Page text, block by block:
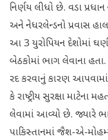
નિર્ણય લીધો છે. વડા પ્રધાન
અને નેધરલેન્ડનો પ્રવાસ
આ 3 યુરોપિયન દેશોમાં ઘણી
બેઠકોમાં ભાગ લેવાના
રદ કરવાનું કારણ
કે રાષ્ટ્રીય સુરક્ષા માટેના
લેવામાં આવ્યો છે. જ્યારે
પાકિસ્તાનમાં જૈશ-એ-